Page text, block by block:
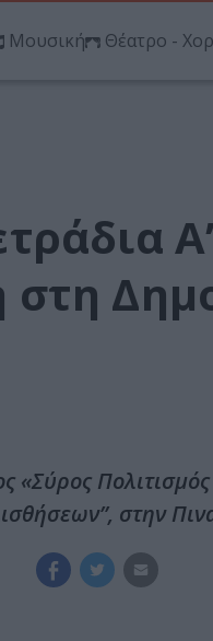
Μουσική Θέατρο -
«Σύρος
στην